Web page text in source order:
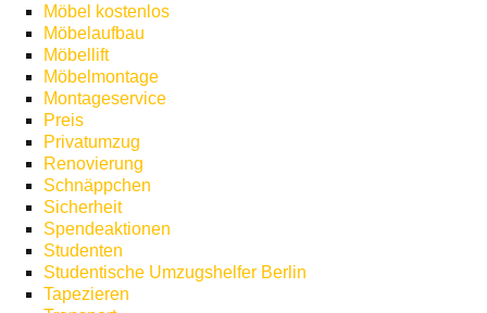
Möbel kostenlos
Möbelaufbau
Möbellift
Möbelmontage
Montageservice
Preis
Privatumzug
Renovierung
Schnäppchen
Sicherheit
Spendeaktionen
Studenten
Studentische Umzugshelfer Berlin
Tapezieren